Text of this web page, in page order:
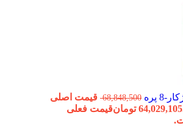
68,848,500 قیمت اصلی
64,029,105 تومانقیمت فعلی